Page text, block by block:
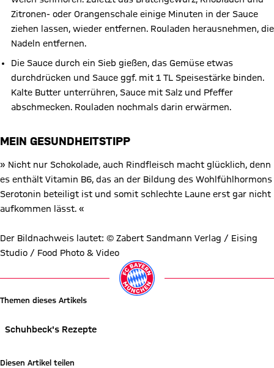
Zitronen- oder Orangenschale einige Minuten in der Sauce
ziehen lassen, wieder entfernen. Rouladen herausnehmen, die
Nadeln entfernen.
Die Sauce durch ein Sieb gießen, das Gemüse etwas
durchdrücken und Sauce ggf. mit 1 TL Speisestärke binden.
Kalte Butter unterrühren, Sauce mit Salz und Pfeffer
abschmecken. Rouladen nochmals darin erwärmen.
MEIN GESUNDHEITSTIPP
» Nicht nur Schokolade, auch Rindfleisch macht glücklich, denn
es enthält Vitamin B6, das an der Bildung des Wohlfühlhormons
Serotonin beteiligt ist und somit schlechte Laune erst gar nicht
aufkommen lässt. «
Der Bildnachweis lautet: © Zabert Sandmann Verlag / Eising
Studio / Food Photo & Video
Themen dieses Artikels
Schuhbeck's Rezepte
Diesen Artikel teilen